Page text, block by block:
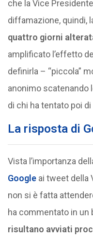
che la Vice
diffamazione, quindi,
quattro giorni
amplificato l’effetto
definirla – “piccola”
anonimo scatenando
di chi ha tentato poi
La risposta di
Vista l’importanza
Googleai tweet della
non si è fatta
ha commentato in
risultano avviati